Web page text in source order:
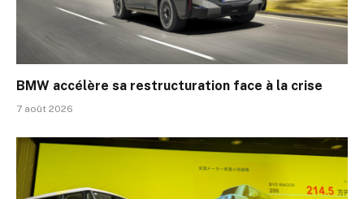
BMW accélère sa restructuration face à la crise
7 août 2026